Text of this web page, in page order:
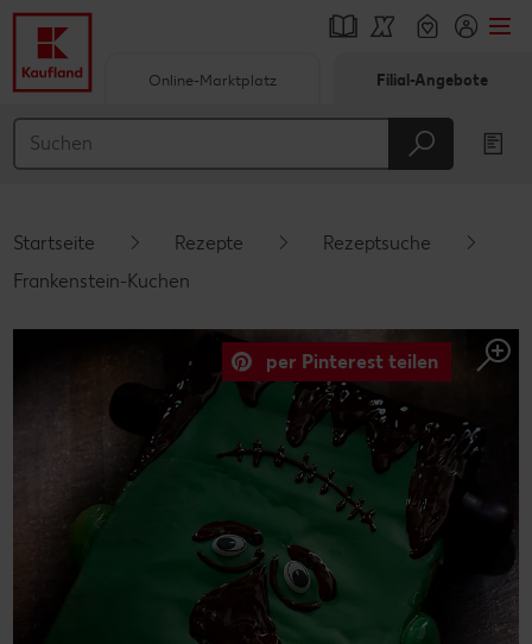
Hauptinhalt
Schwebender Seitenbereich
Online-Marktplatz Filial-Angebote
Startseite Rezepte
Rezeptsuche
Frankenstein-Kuchen
per Pinterest teilen